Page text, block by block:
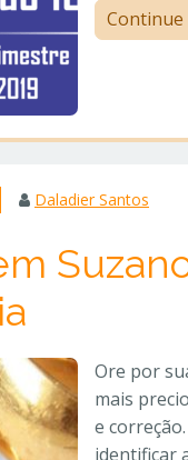
Daladier Santos
Ore por
mais
e
identificar